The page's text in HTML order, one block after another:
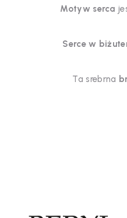
Motyw serca
Serce w
Ta srebrna